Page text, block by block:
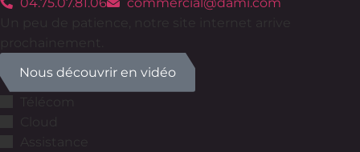
Un peu de patience, notre site internet arrive
prochainement.
Nous découvrir en vidéo
Assistance